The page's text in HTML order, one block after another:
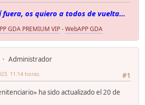
fuera, os quiero a todos de vuelta...
GDA PREMIUM VIP-WebAPP GDA
Administrador
#1
11:14 horas.
ha sido actualizado el 20 de